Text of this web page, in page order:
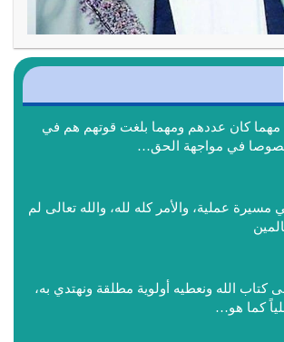
مهما كان عددهم ومهما بلغت قوتهم هم في
في مواجهة الحق…
عملية، والأمر كله لله، والله تعالى لم
كتاب الله ونعطيه أولوية مطلقة ونهتدي به،
كما هو…